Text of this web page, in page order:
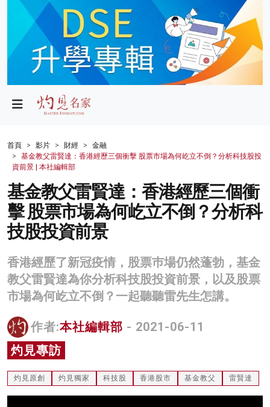
政局
財經
生活
健康
商業
科技
影片
名家榜
關於我們
首頁 影片 財經
金融
基金教父雷賢達：香港經歷三個衝擊 股票市場為何屹立不倒？分析科技股投
資前景 | 本社編輯部
基金教父雷賢達：香港經歷三個衝
擊 股票市場為何屹立不倒？分析科
技股投資前景
香港經歷了新冠疫情，股票巿場仍然蓬勃，基金
教父雷賢達為你分析科技股投資前景，以及股票
市場為何屹立不倒？一起聽聽雷先生怎講。
作者:本社編輯部 - 2021-06-11
灼見專訪
灼見原創 灼見獨家 科技股 香港股市 基金教父 雷賢達